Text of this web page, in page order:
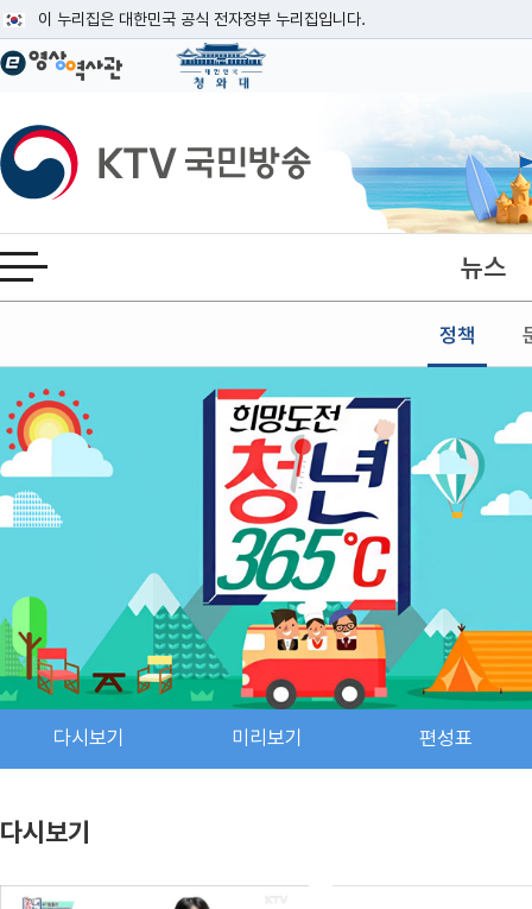
이 누리집은 대한민국 공식 전자정부 누리집입니다.
공식 누리집 주소 확인하기
이밖에 or.kr 또는 .kr등 다른 도메인 주소를 사용하고 있다면 아래 URL에서
운영중인 공식 누리집보기
KTV국민방송
전체메뉴 열기 뉴스
정책
본문
다시보기 미리보기 편성표
다시보기